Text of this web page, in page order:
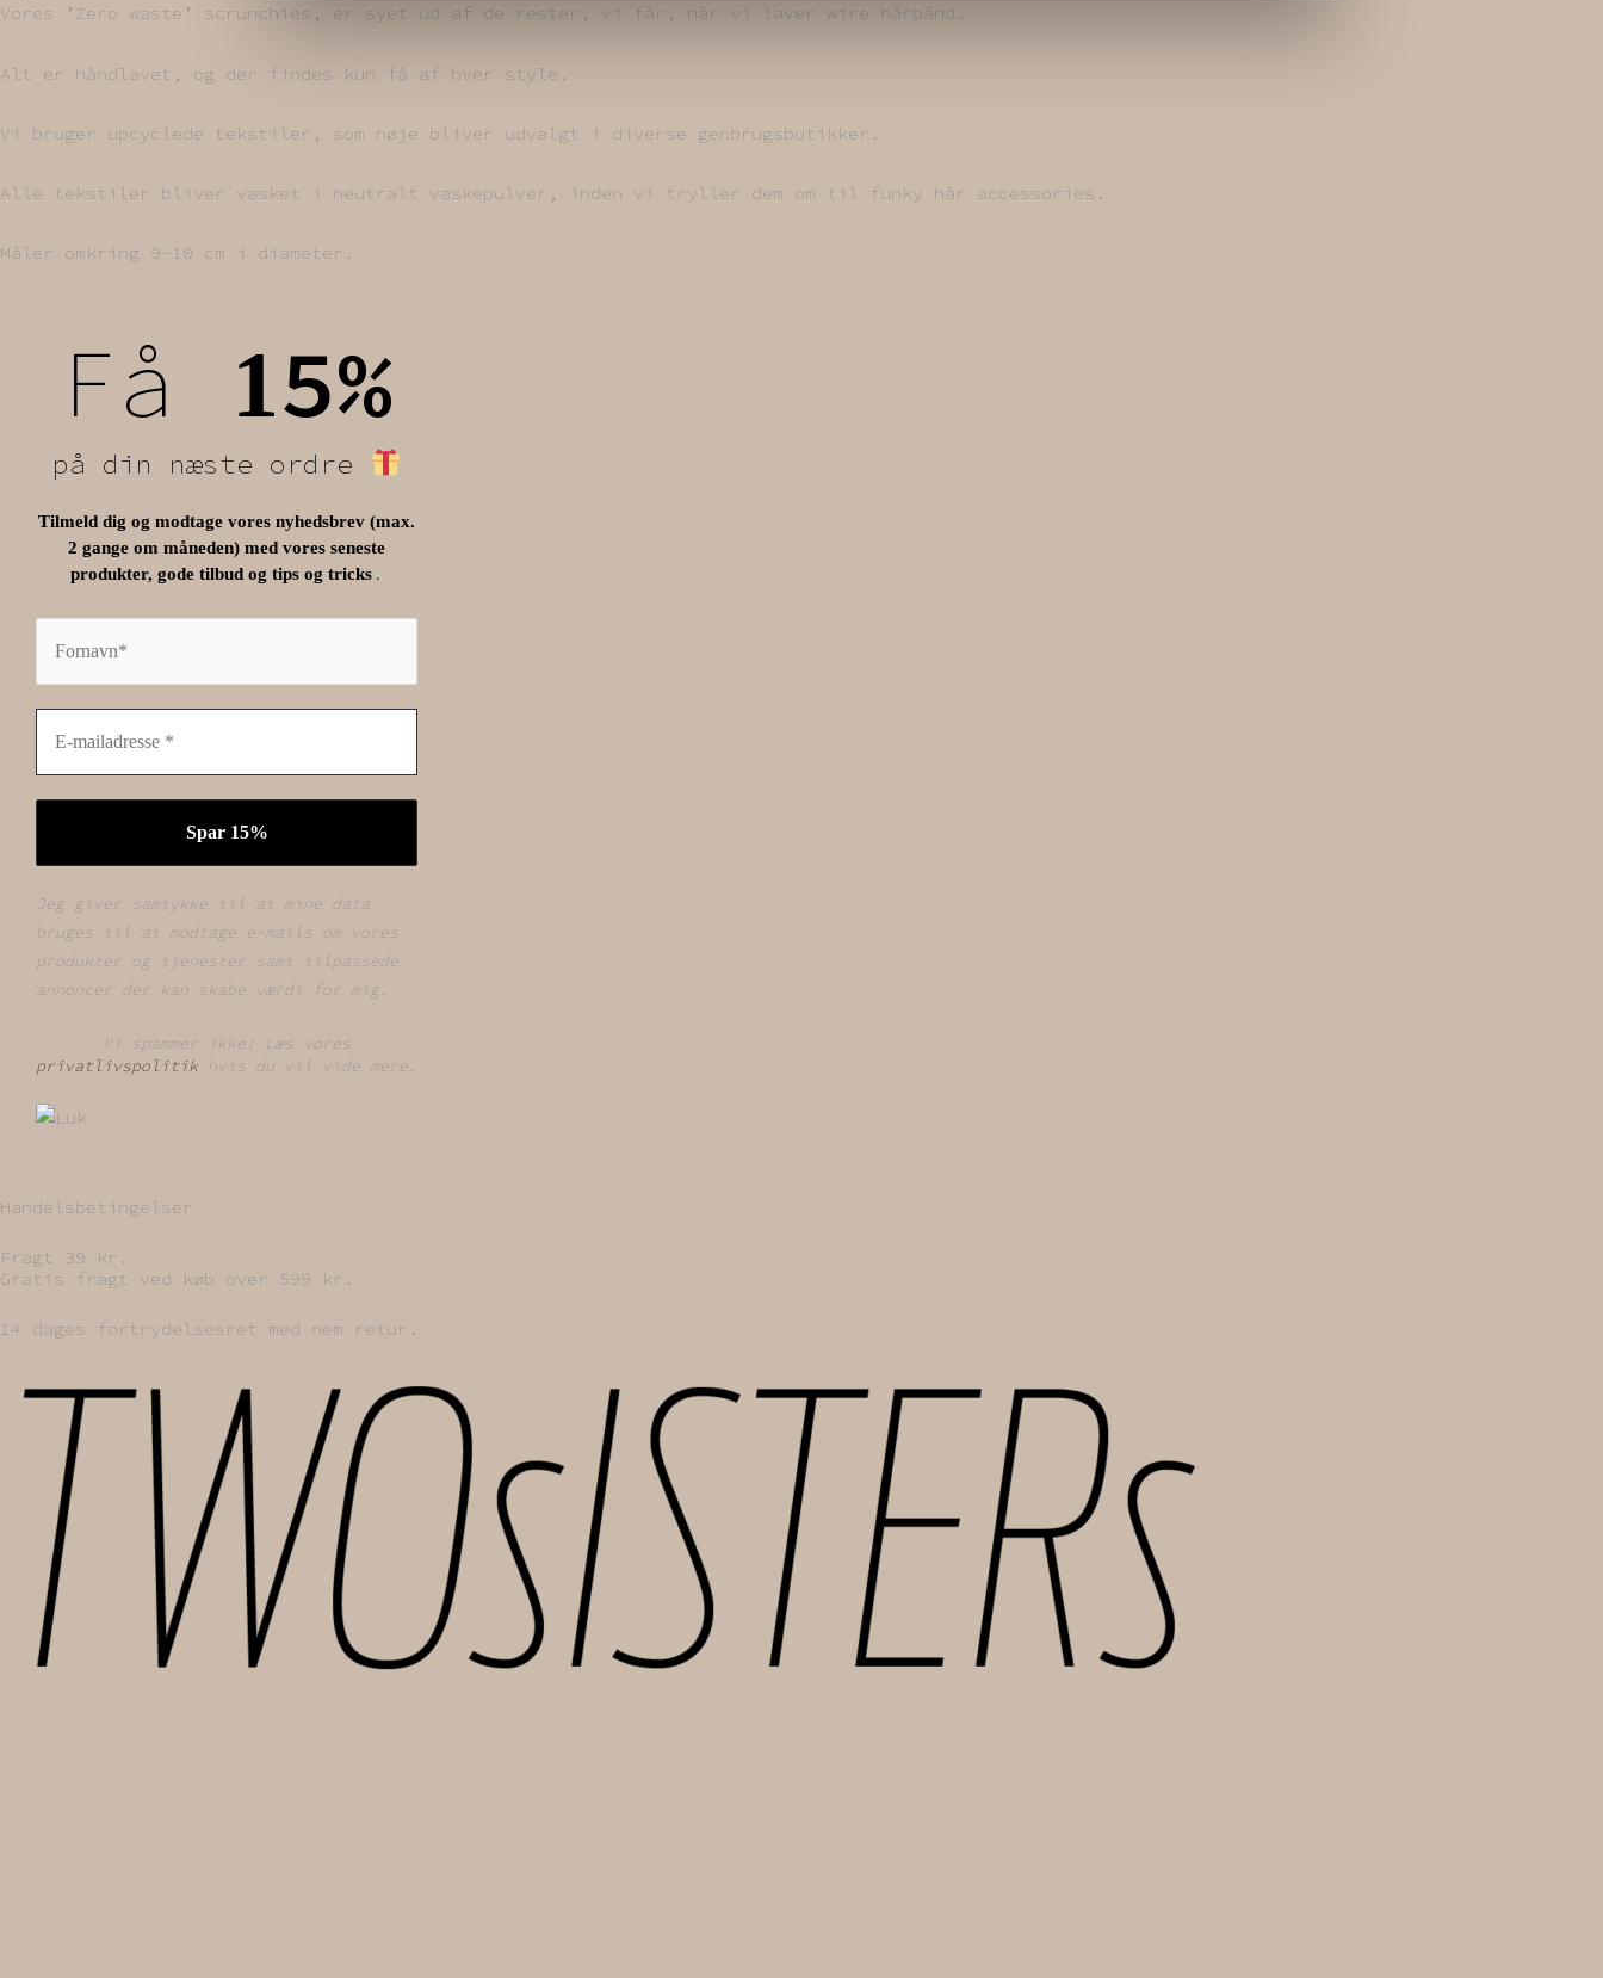
Vores ’Zero waste’ scrunchies, er syet ud af de rester, vi får, når vi laver wire hårbånd.
Alt er håndlavet, og der findes kun få af hver style.
Vi bruger upcyclede tekstiler, som nøje bliver udvalgt i diverse genbrugsbutikker.
Alle tekstiler bliver vasket i neutralt vaskepulver, inden vi tryller dem om til funky hår accessories.
Måler omkring 9-10 cm i diameter.
Få 15%
på din næste ordre
Tilmeld dig og modtage vores nyhedsbrev (max.
2 gange om måneden) med vores seneste
produkter, gode tilbud og tips og tricks .
Jeg giver samtykke til at mine data
bruges til at modtage e-mails om vores
produkter og tjenester samt tilpassede
annoncer der kan skabe værdi for mig.
Vi spammer ikke! Læs vores
privatlivspolitik hvis du vil vide mere.
Handelsbetingelser
Fragt 39 kr.
Gratis fragt ved køb over 599 kr.
14 dages fortrydelsesret med nem retur.